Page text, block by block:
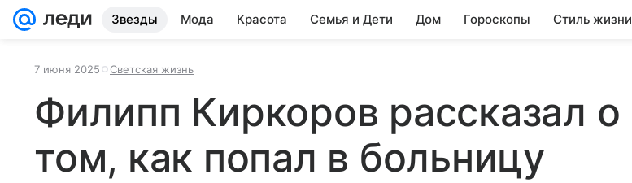
Звезды Мода Красота Семья и Дети Дом Гороскопы Стиль жизни
7 июня 2025 Светская жизнь
Филипп Киркоров рассказал о
том, как попал в больницу